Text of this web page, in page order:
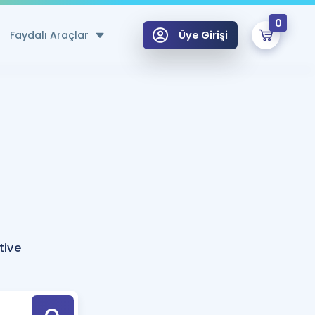
Faydalı Araçlar
Hesaplama Aracı
için Öneriler
Tek Takvimde
Üye Girişi
0
Hoca ile seni sınava hazırlayacak onlarca eğitim seni bekliyor!